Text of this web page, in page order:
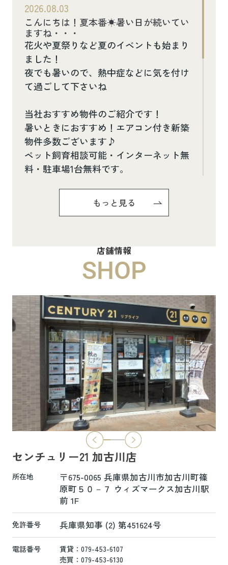
2026.08.03
こんにちは！夏本番☀暑い日が続いてい
ますね・・・
花火や夏祭りなど夏のイベントも始まり
ました！
夜でも暑いので、熱中症などに気を付け
て過ごして下さいね
当社おすすめ物件のご紹介です！
暑いときにおすすめ！エアコン付き新築
物件多数ございます♪
ペット飼育相談可能・インターネット無
料・駐車場1台無料です。
Pure Ryuju Ⅱ101
ハイムメゾン白鳥台201
6.5万円
物件詳細へ
ハイムレトア飾東A103
7.4万円
物件詳細へ
2026.06.29
本日より新ホームページへ完全移行にな
新ホームページは検索も楽々♪スマホに
も対応済！
より見やすくなっております！
是非一度ご覧ください(^^♪
もっと見る
店舗情報
SHOP
センチュリー21 加古川店
所在地
〒675-0065 兵庫県加古川市加古川町篠
原町５０－７ ウィズマークス加古川駅
前 1F
免許番号 兵庫県知事 (2) 第451624号
電話番号
賃貸：079-453-6107
売買：079-453-6130